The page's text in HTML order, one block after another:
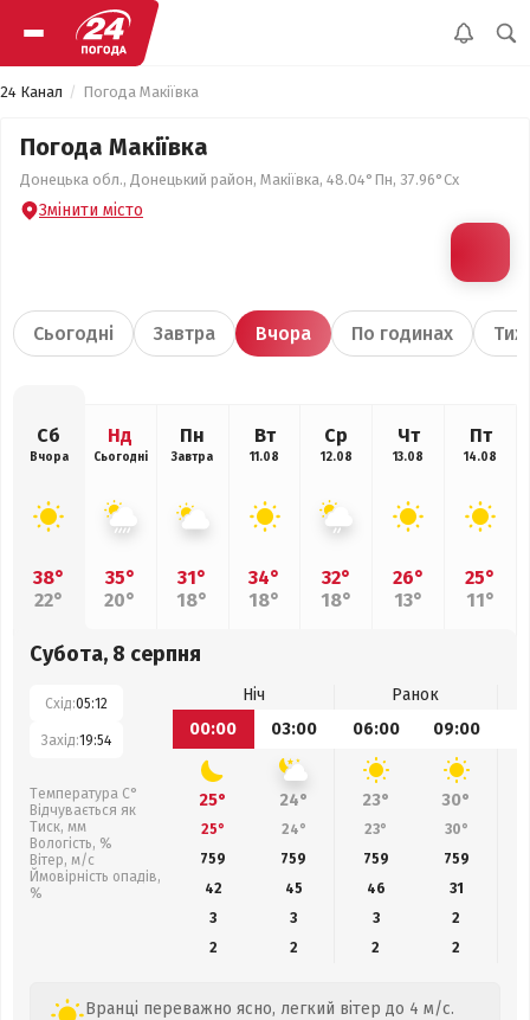
24 Канал Погода Макіївка
Погода Макіївка
Донецька обл., Донецький район, Макіївка, 48.04°Пн, 37.96°Сх
Змінити місто
Сьогодні Завтра Вчора По годинах
Сб
Вчора
38°
22°
Нд
Сьогодні
35°
20°
Пн
Завтра
31°
18°
Вт
11.08
34°
18°
Ср
12.08
32°
18°
Чт
13.08
26°
13°
Пт
14.08
25°
11°
Субота, 8 серпня
Схід:05:12
Захід:19:54
Температура С°
Відчувається як
Тиск, мм
Вологість, %
Вітер, м/с
Ймовірність опадів,
%
Ніч
Ранок
00:00
03:00 06:00 09:00
25° 24° 23° 30°
25° 24° 23° 30°
759
759 759 759
42
45 46
31
3
3 3
2
2
2 2 2
Вранці переважно ясно, легкий вітер до 4 м/с.